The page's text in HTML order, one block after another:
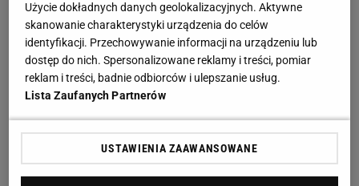
Cyfrowa armia hejterów to pomysł Al-Khelaifiego?
Al-Khelaifi to z jednej strony człowiek, który uczynił z
PSG globalną markę o wartości ponad 4 miliardów
euro, a z Parc des Princes kluczowe miejsce spotkań
polityków i artystów, ale z drugiej strony tyran i
despota, który ma chwytać się nieczystych zagrań,
Użycie dokładnych danych geolokalizacyjnych. Aktywne
skanowanie charakterystyki urządzenia do celów
identyfikacji. Przechowywanie informacji na urządzeniu lub
dostęp do nich. Spersonalizowane reklamy i treści, pomiar
reklam i treści, badnie odbiorców i ulepszanie usług.
Lista Zaufanych Partnerów
USTAWIENIA ZAAWANSOWANE